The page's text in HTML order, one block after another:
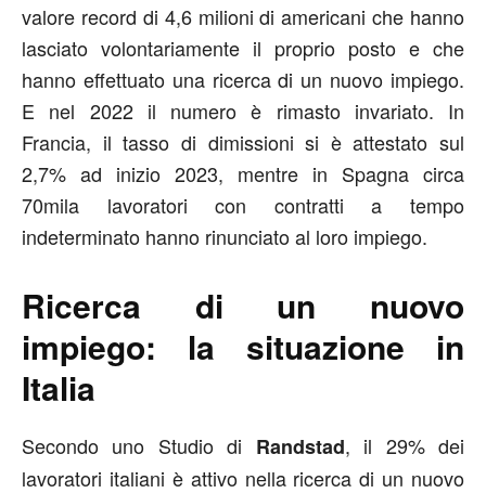
valore record di 4,6 milioni di americani che hanno
lasciato volontariamente il proprio posto e che
hanno effettuato una ricerca di un nuovo impiego.
E nel 2022 il numero è rimasto invariato. In
Francia, il tasso di dimissioni si è attestato sul
2,7% ad inizio 2023, mentre in Spagna circa
70mila lavoratori con contratti a tempo
indeterminato hanno rinunciato al loro impiego.
Ricerca di un nuovo
impiego: la situazione in
Italia
Secondo uno Studio di Randstad, il 29% dei
lavoratori italiani è attivo nella ricerca di un nuovo